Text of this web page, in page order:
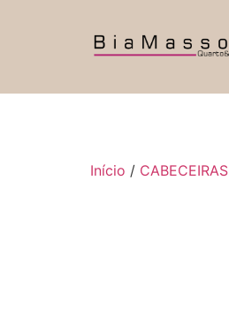
Início / CABECEIRAS